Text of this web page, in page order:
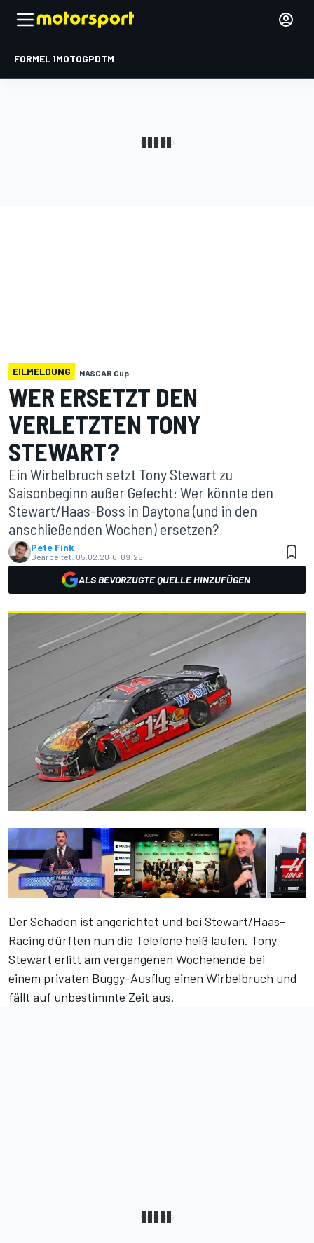
FORMEL 1MOTOGPDTM
EILMELDUNG NASCAR Cup
WER ERSETZT DEN
VERLETZTEN TONY
STEWART?
Ein Wirbelbruch setzt Tony Stewart zu
Saisonbeginn außer Gefecht: Wer könnte den
Stewart/Haas-Boss in Daytona (und in den
anschließenden Wochen) ersetzen?
Pete Fink
Bearbeitet: 05.02.2016, 09:26
ALS BEVORZUGTE QUELLE HINZUFÜGEN
Der Schaden ist angerichtet und bei Stewart/Haas-
Racing dürften nun die Telefone heiß laufen. Tony
Stewart erlitt am vergangenen Wochenende bei
einem privaten Buggy-Ausflug einen Wirbelbruch und
fällt auf unbestimmte Zeit aus.